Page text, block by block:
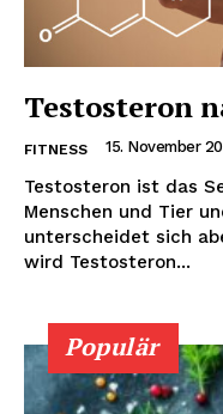
Testosteron
FITNESS 15. November
Testosteron ist das
Menschen und Tier
unterscheidet sich
wird Testosteron...
Populär